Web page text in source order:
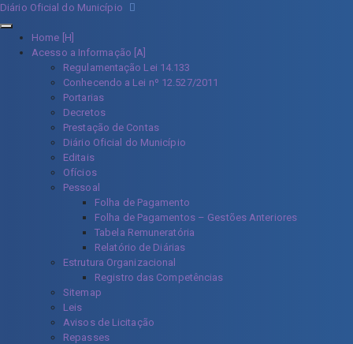
Diário Oficial do Município
Home [H]
Acesso a Informação [A]
Regulamentação Lei 14.133
Conhecendo a Lei nº 12.527/2011
Portarias
Decretos
Prestação de Contas
Diário Oficial do Município
Editais
Ofícios
Pessoal
Folha de Pagamento
Folha de Pagamentos – Gestões Anteriores
Tabela Remuneratória
Relatório de Diárias
Estrutura Organizacional
Registro das Competências
Sitemap
Leis
Avisos de Licitação
Repasses